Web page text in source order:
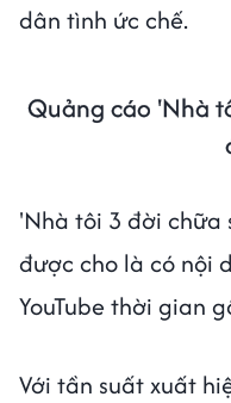
dân tình ức chế.
Quảng cáo 'Nhà
'Nhà tôi 3 đời chữa
được cho là có nội
YouTube thời gian
Với tần suất xuất